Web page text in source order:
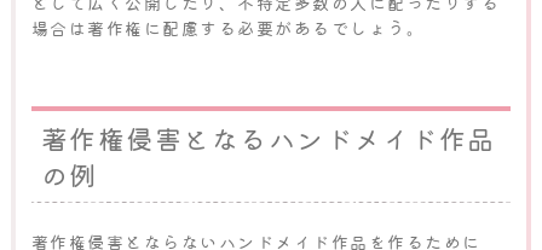
場合は著作権に配慮する必要があるでしょう。
著作権侵害となるハンドメイド作品
の例
著作権侵害とならないハンドメイド作品を作るために